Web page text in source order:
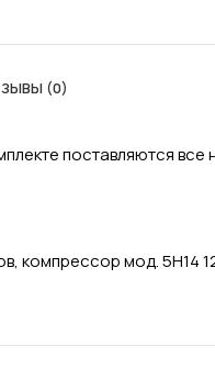
(0)
поставляются
компрессор мод. 5Н14